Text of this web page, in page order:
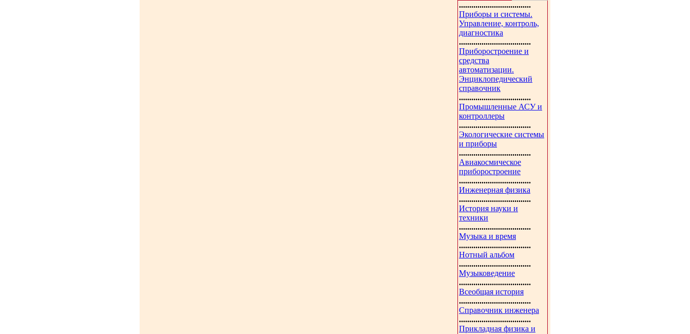
...................................
Приборы и системы.
Управление, контроль,
диагностика
...................................
Приборостроение и
средства
автоматизации.
Энциклопедический
справочник
...................................
Промышленные АСУ и
контроллеры
...................................
Экологические системы
и приборы
...................................
Авиакосмическое
приборостроение
...................................
Инженерная физика
...................................
История науки и
техники
...................................
Музыка и время
...................................
Нотный альбом
...................................
Музыковедение
...................................
Всеобщая история
...................................
Справочник инженера
...................................
Прикладная физика и